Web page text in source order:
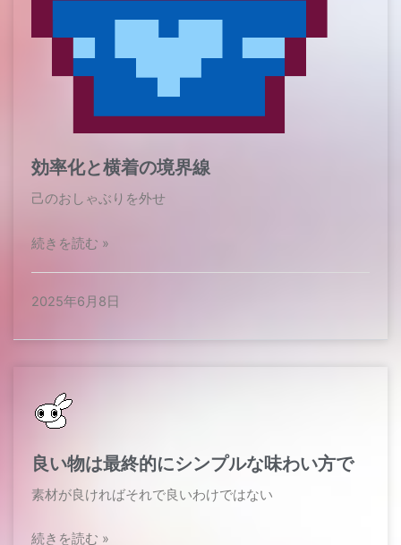
効率化と横着の境界線
己のおしゃぶりを外せ
続きを読む »
2025年6月8日
良い物は最終的にシンプルな味わい方で
素材が良ければそれで良いわけではない​
続きを読む »